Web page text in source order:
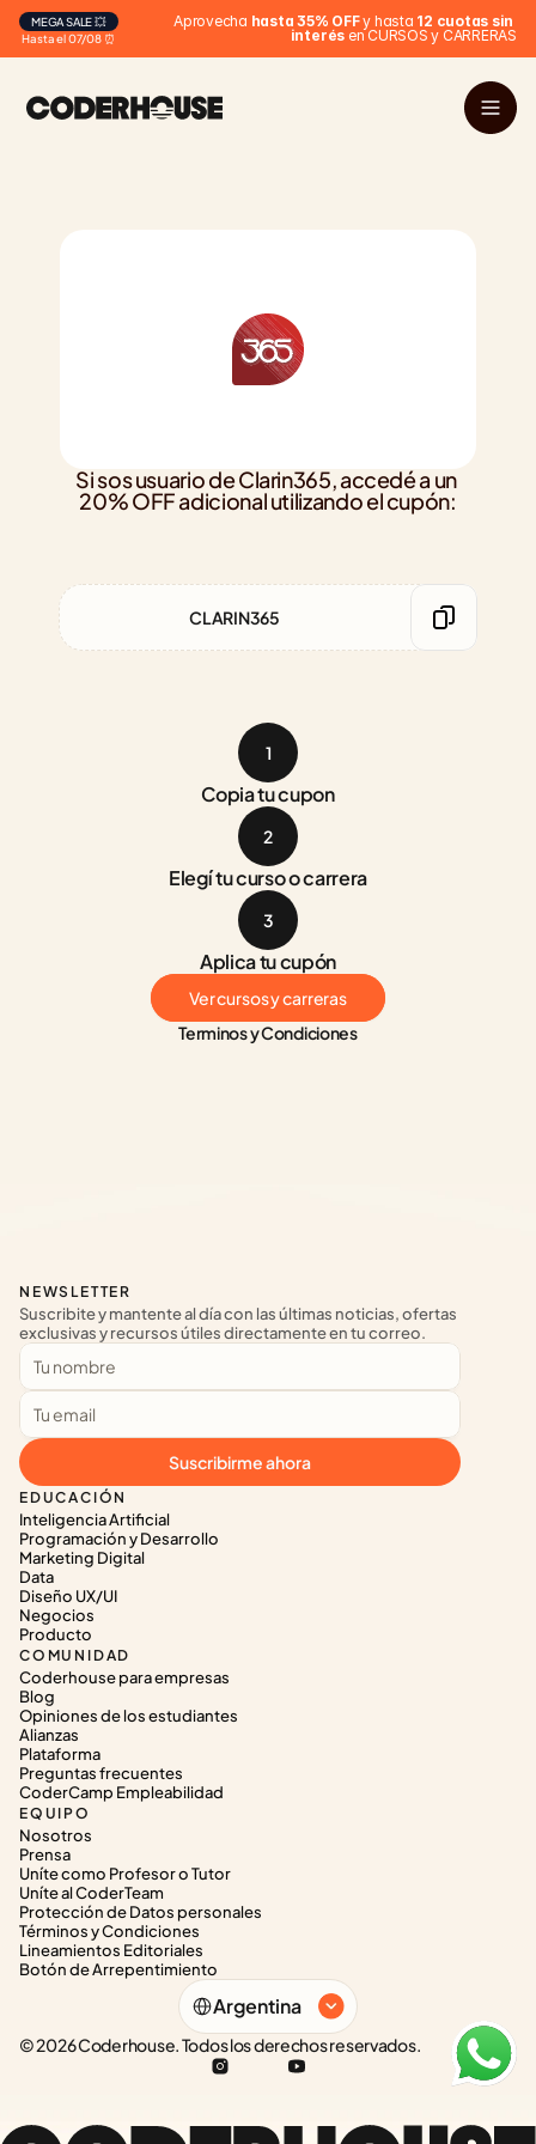
Hasta el 07/08 ⏰
MEGA SALE 💥 Aprovecha hasta 35% OFF y hasta 12 cuotas sin
interés en CURSOS y CARRERAS
Si sos usuario de Clarin365, accedé a un
20% OFF adicional utilizando el cupón:
CLARIN365
1
Copia tu cupon
2
Elegí tu curso o carrera
3
Aplica tu cupón
Ver cursos y carreras
Terminos y Condiciones
EDUCACIÓN
Inteligencia Artificial
Programación y Desarrollo
Marketing Digital
Data
Diseño UX/UI
Negocios
Producto
COMUNIDAD
Coderhouse para empresas
Blog
Opiniones de los estudiantes
Alianzas
Plataforma
Preguntas frecuentes
CoderCamp Empleabilidad
EQUIPO
Nosotros
Prensa
Uníte como Profesor o Tutor
Uníte al CoderTeam
Protección de Datos personales
Términos y Condiciones
Lineamientos Editoriales
Botón de Arrepentimiento
NEWSLETTER
Suscribite y mantente al día con las últimas noticias, ofertas
exclusivas y recursos útiles directamente en tu correo.
Suscribirme ahora
Select Language
Argentina
© 2026 Coderhouse. Todos los derechos reservados.